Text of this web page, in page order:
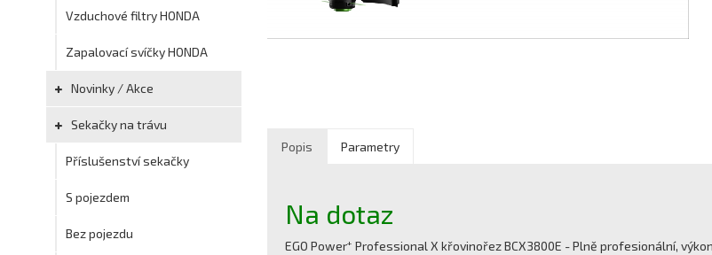
Vzduchové filtry HONDA
Zapalovací svíčky HONDA
Novinky / Akce
Sekačky na trávu
Příslušenství sekačky
S pojezdem
Bez pojezdu
Popis Parametry
Na dotaz
EGO Power+ Professional X křovinořez BCX3800E - Plně profesionální,